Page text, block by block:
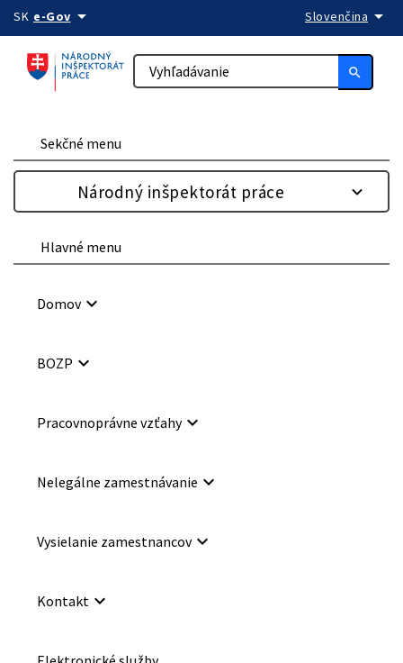
Preskočiť na obsah
SK e-Govarrow_drop_down Slovenčina arrow_drop_down
search
Sekčné menu
Národný inšpektorát práce
Hlavné menu
Domovkeyboard_arrow_down
BOZP keyboard_arrow_down
Pracovnoprávne vzťahykeyboard_arrow_down
Nelegálne zamestnávanie keyboard_arrow_down
Vysielanie zamestnancovkeyboard_arrow_down
Kontakt keyboard_arrow_down